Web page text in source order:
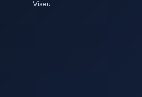
Viseu